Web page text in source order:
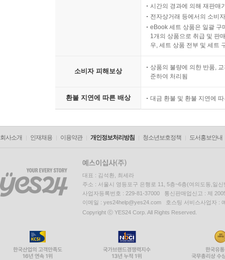
시간의 경과에 의해 재판매
전자상거래 등에서의 소비
eBook 세트 상품은 일괄 구
1개의 상품으로 취급 및 판
우, 세트 상품 전부 및 세트
소비자 피해보상
상품의 불량에 의한 반품,
준하여 처리됨
환불 지연에 따른 배상 대금 환불 및 환불 지연에
회사소개 인재채용 이용약관 개인정보처리방침 청소년보호정책 도서홍보안내
대표 : 김석환, 최세라
주소 : 서울시 영등포구 은행로 11, 5층~6층(여의도동,일신
사업자등록번호 : 229-81-37000 통신판매업신고 : 제
이메일 : yes24help@yes24.com 호스팅 서비스사업자 :
Copyright ⓒ YES24 Corp. All Rights Reserved.